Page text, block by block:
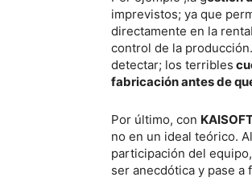
imprevistos; ya que
directamente en la
control de la
detectar; los terribles
fabricación antes de
Por último, con
no en un ideal teórico.
participación del
ser anecdótica y pase a